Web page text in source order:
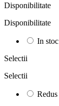
Disponibilitate
Disponibilitate
In stoc
Selectii
Selectii
Redus